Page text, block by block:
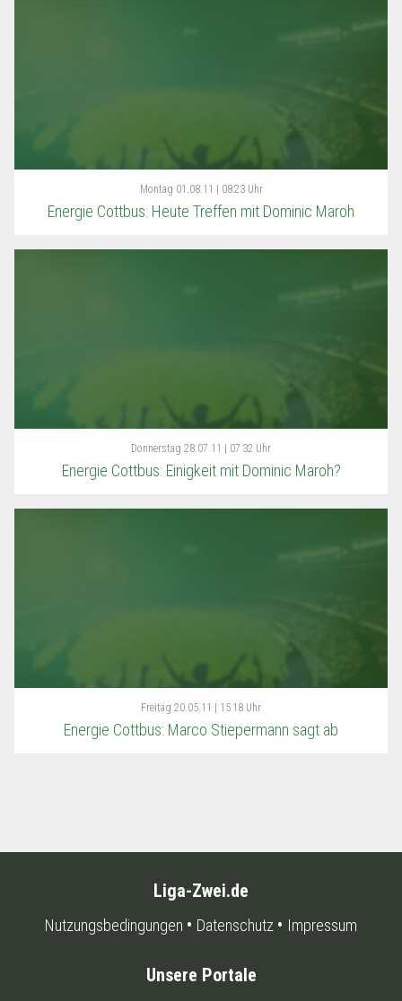
Montag 01.08.11 | 08:23 Uhr
Energie Cottbus: Heute Treffen mit Dominic Maroh
Donnerstag 28.07.11 | 07:32 Uhr
Energie Cottbus: Einigkeit mit Dominic Maroh?
Freitag 20.05.11 | 15:18 Uhr
Energie Cottbus: Marco Stiepermann sagt ab
Liga-Zwei.de
Nutzungsbedingungen Datenschutz Impressum
Unsere Portale